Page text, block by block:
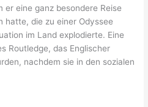
er eine ganz besondere Reise
hatte, die zu einer Odyssee
im Land explodierte. Eine
Routledge, das Englischer
nachdem sie in den sozialen